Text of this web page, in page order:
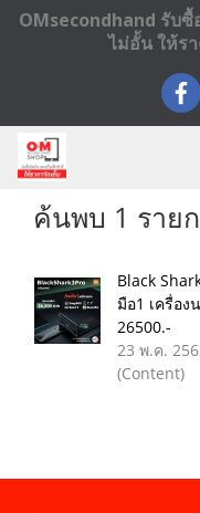
OMsecondhand รับ
ไม่อั้น ให้ร
ค้นพบ 1 ราย
Black
มือ1 เครื่อง
26500.-
23 พ.ค.
(Content)